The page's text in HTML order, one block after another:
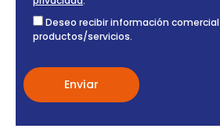
Deseo recibir información
productos/servicios.